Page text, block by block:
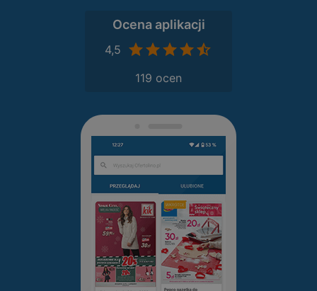
Ocena aplikacji
4,5
119 ocen